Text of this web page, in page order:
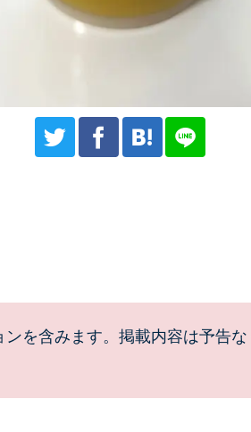
を含みます。掲載内容は予告